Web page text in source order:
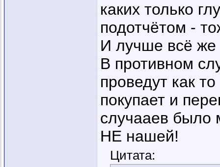
каких только
подотчётом -
И лучше всё же
В противном
проведут как
покупает и
случааев было
НЕ нашей!
Цитата: